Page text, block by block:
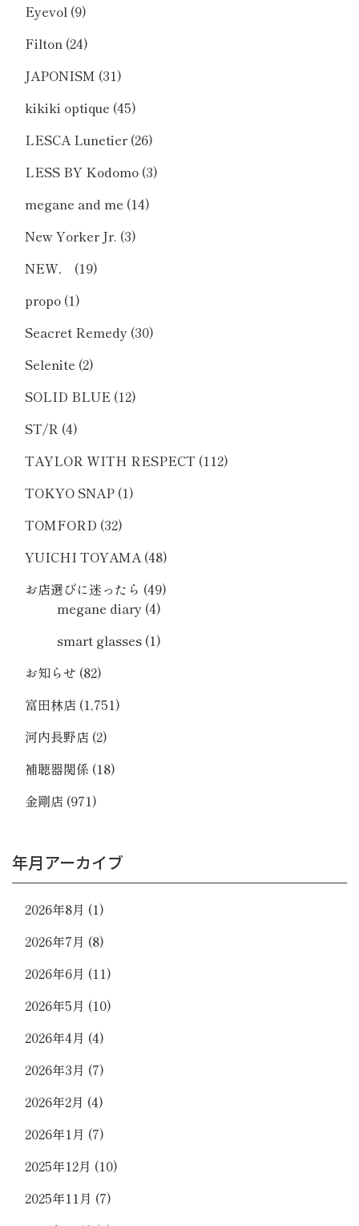
Eyevol (9)
Filton (24)
JAPONISM (31)
kikiki optique (45)
LESCA Lunetier(26)
LESS BY Kodomo (3)
megane and me (14)
New Yorker Jr. (3)
NEW．
(19)
propo (1)
Seacret Remedy (30)
Selenite (2)
SOLID BLUE (12)
ST/R (4)
TAYLOR WITH RESPECT (112)
TOKYO SNAP (1)
TOMFORD (32)
YUICHI TOYAMA(48)
お店選びに迷ったら (49)
megane diary (4)
smart glasses (1)
お知らせ (82)
富田林店 (1,751)
河内長野店 (2)
補聴器関係 (18)
金剛店 (971)
年月アーカイブ
2026年8月 (1)
2026年7月 (8)
2026年6月 (11)
2026年5月 (10)
2026年4月 (4)
2026年3月 (7)
2026年2月 (4)
2026年1月 (7)
2025年12月 (10)
2025年11月 (7)